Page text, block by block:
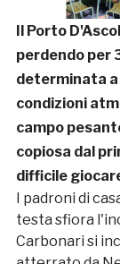
Il Porto
perdendo per
determinata
condizioni
campo
copiosa dal
difficile
I padroni di
testa sfiora
Carbonari si